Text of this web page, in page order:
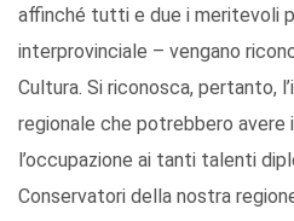
affinché tutti e due i meritevoli
interprovinciale – vengano
Cultura. Si riconosca, pertanto,
regionale che potrebbero avere
l’occupazione ai tanti talenti
Conservatori della nostra